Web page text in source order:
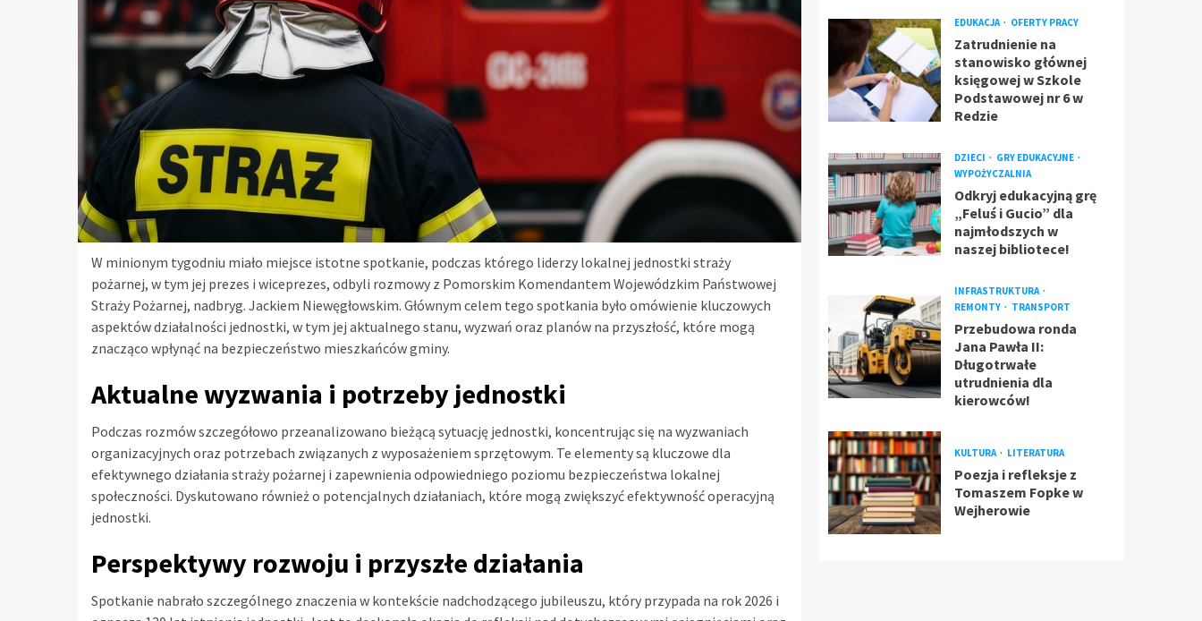
W minionym tygodniu miało miejsce istotne spotkanie, podczas którego liderzy lokalnej jednostki straży
pożarnej, w tym jej prezes i wiceprezes, odbyli rozmowy z Pomorskim Komendantem Wojewódzkim Państwowej
Straży Pożarnej, nadbryg. Jackiem Niewęgłowskim. Głównym celem tego spotkania było omówienie kluczowych
aspektów działalności jednostki, w tym jej aktualnego stanu, wyzwań oraz planów na przyszłość, które mogą
znacząco wpłynąć na bezpieczeństwo mieszkańców gminy.
Aktualne wyzwania i potrzeby jednostki
Podczas rozmów szczegółowo przeanalizowano bieżącą sytuację jednostki, koncentrując się na wyzwaniach
organizacyjnych oraz potrzebach związanych z wyposażeniem sprzętowym. Te elementy są kluczowe dla
efektywnego działania straży pożarnej i zapewnienia odpowiedniego poziomu bezpieczeństwa lokalnej
społeczności. Dyskutowano również o potencjalnych działaniach, które mogą zwiększyć efektywność operacyjną
jednostki.
Perspektywy rozwoju i przyszłe działania
Spotkanie nabrało szczególnego znaczenia w kontekście nadchodzącego jubileuszu, który przypada na rok 2026 i
EDUKACJA OFERTY PRACY
Zatrudnienie na
stanowisko głównej
księgowej w Szkole
Podstawowej nr 6 w
Redzie
DZIECI
GRY EDUKACYJNE
WYPOŻYCZALNIA
Odkryj edukacyjną grę
„Feluś i Gucio” dla
najmłodszych w
naszej bibliotece!
INFRASTRUKTURA
REMONTY
TRANSPORT
Przebudowa ronda
Jana Pawła II:
Długotrwałe
utrudnienia dla
kierowców!
KULTURA LITERATURA
Poezja i refleksje z
Tomaszem Fopke w
Wejherowie